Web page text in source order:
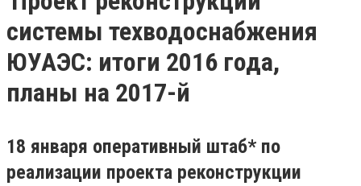
системы техводоснабжения
ЮУАЭС: итоги 2016 года,
планы на 2017-й
18 января оперативный штаб* по
реализации проекта реконструкции